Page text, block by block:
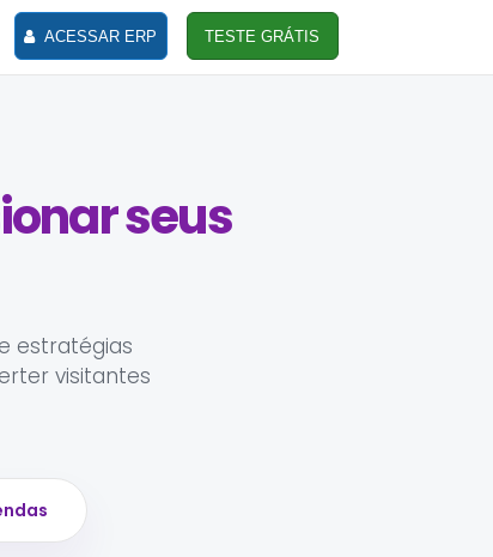
ACESSAR ERP TESTE GRÁTIS
seus
estratégias
visitantes